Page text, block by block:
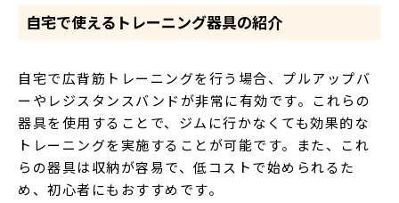
自宅で使えるトレーニング器具の紹介
自宅で広背筋トレーニングを行う場合、プルアップバ
ーやレジスタンスバンドが非常に有効です。これらの
器具を使用することで、ジムに行かなくても効果的な
トレーニングを実施することが可能です。また、これ
らの器具は収納が容易で、低コストで始められるた
め、初心者にもおすすめです。